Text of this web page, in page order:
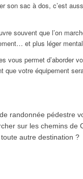
son sac à dos, c’est
souvent que l’on
et plus léger
vous permet d’aborder
que votre équipement
randonnée pédestre
sur les chemins de
toute autre destination ?